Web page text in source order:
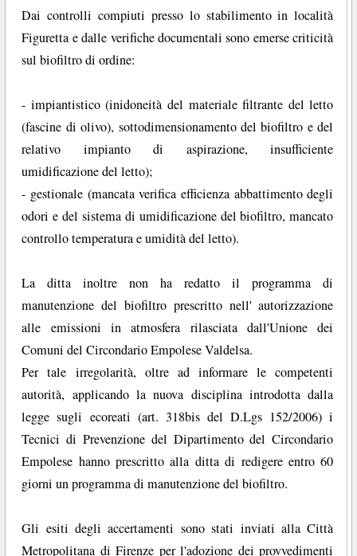
Dai controlli compiuti presso lo stabilimento in località
Figuretta e dalle verifiche documentali sono emerse criticità
sul biofiltro di ordine:
- impiantistico (inidoneità del materiale filtrante del letto
(fascine di olivo), sottodimensionamento del biofiltro e del
relativo impianto di aspirazione, insufficiente
umidificazione del letto);
- gestionale (mancata verifica efficienza abbattimento degli
odori e del sistema di umidificazione del biofiltro, mancato
controllo temperatura e umidità del letto).
La ditta inoltre non ha redatto il programma di
manutenzione del biofiltro prescritto nell' autorizzazione
alle emissioni in atmosfera rilasciata dall'Unione dei
Comuni del Circondario Empolese Valdelsa.
Per tale irregolarità, oltre ad informare le competenti
autorità, applicando la nuova disciplina introdotta dalla
legge sugli ecoreati (art. 318bis del D.Lgs 152/2006) i
Tecnici di Prevenzione del Dipartimento del Circondario
Empolese hanno prescritto alla ditta di redigere entro 60
giorni un programma di manutenzione del biofiltro.
Gli esiti degli accertamenti sono stati inviati alla Città
Metropolitana di Firenze per l'adozione dei provvedimenti